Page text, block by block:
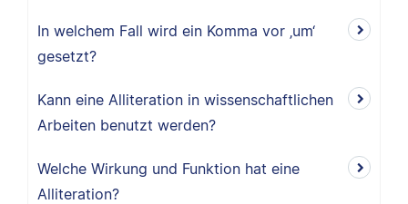
In welchem Fall wird ein Komma vor ‚um‘
gesetzt?
Kann eine Alliteration in wissenschaftlichen
Arbeiten benutzt werden?
Welche Wirkung und Funktion hat eine
Alliteration?